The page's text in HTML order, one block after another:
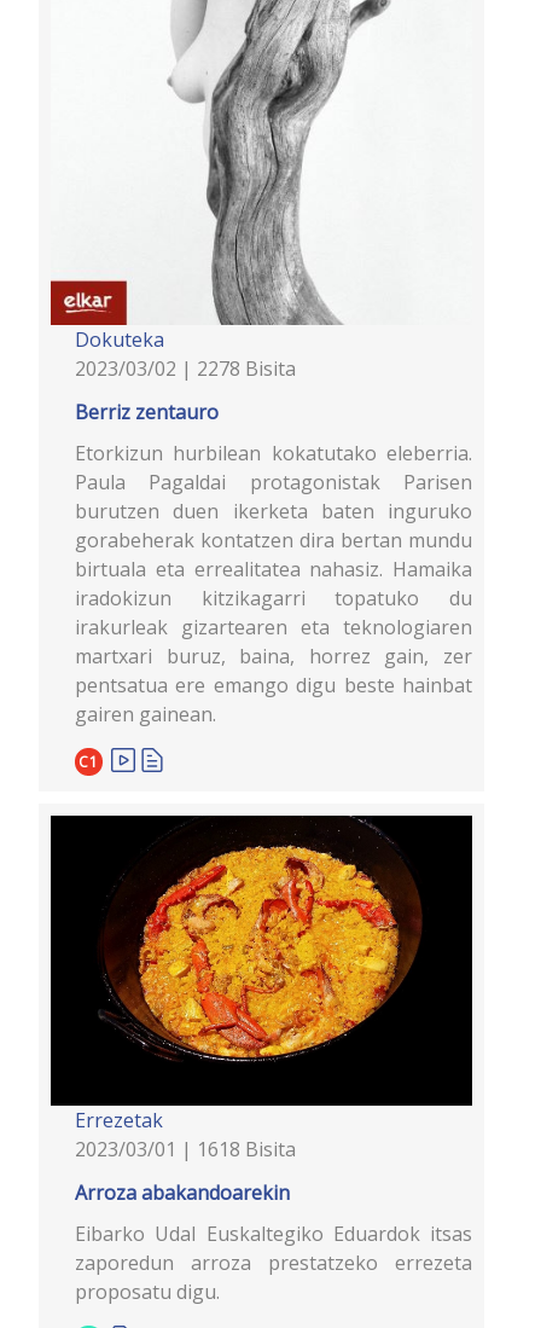
Dokuteka
2023/03/02 | 2278 Bisita
Berriz zentauro
Etorkizun hurbilean kokatutako eleberria.
Paula Pagaldai protagonistak Parisen
burutzen duen ikerketa baten inguruko
gorabeherak kontatzen dira bertan mundu
birtuala eta errealitatea nahasiz. Hamaika
iradokizun kitzikagarri topatuko du
irakurleak gizartearen eta teknologiaren
martxari buruz, baina, horrez gain, zer
pentsatua ere emango digu beste hainbat
gairen gainean.
C1
Errezetak
2023/03/01 | 1618 Bisita
Arroza abakandoarekin
Eibarko Udal Euskaltegiko Eduardok itsas
zaporedun arroza prestatzeko errezeta
proposatu digu.